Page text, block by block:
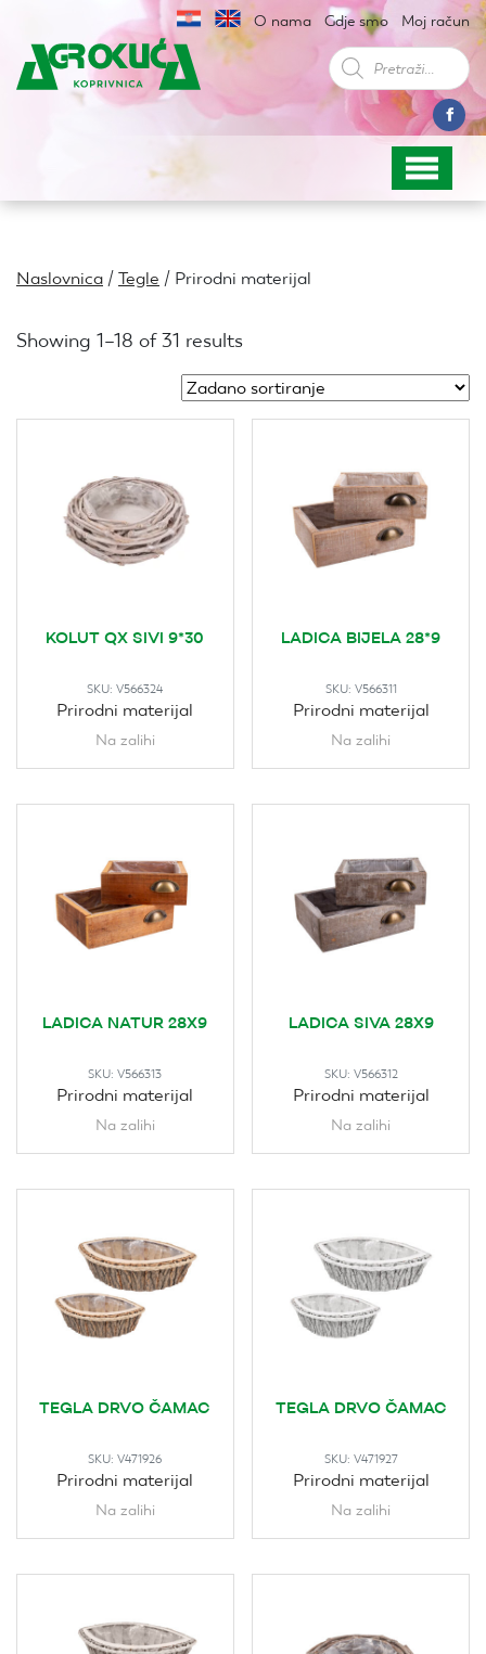
O nama Gdje smo Moj račun
Products
search
Naslovnica /Tegle / Prirodni materijal
Showing 1–18 of 31 results
KOLUT QX SIVI 9*30
SKU:V566324
Prirodni materijal
Na zalihi
LADICA BIJELA 28*9
SKU: V566311
Prirodni materijal
Na zalihi
LADICA NATUR 28X9
SKU:V566313
Prirodni materijal
Na zalihi
LADICA SIVA 28X9
SKU: V566312
Prirodni materijal
Na zalihi
TEGLA DRVO ČAMAC
SKU:V471926
Prirodni materijal
Na zalihi
TEGLA DRVO ČAMAC
SKU: V471927
Prirodni materijal
Na zalihi